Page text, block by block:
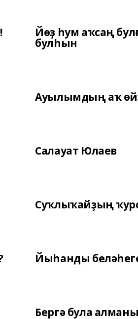
Йөҙ һум аҡсаң
булһын
Ауылымдың аҡ
Салауат Юлаев
Суҡлыҡайҙың
Йыһанды
Бергә була